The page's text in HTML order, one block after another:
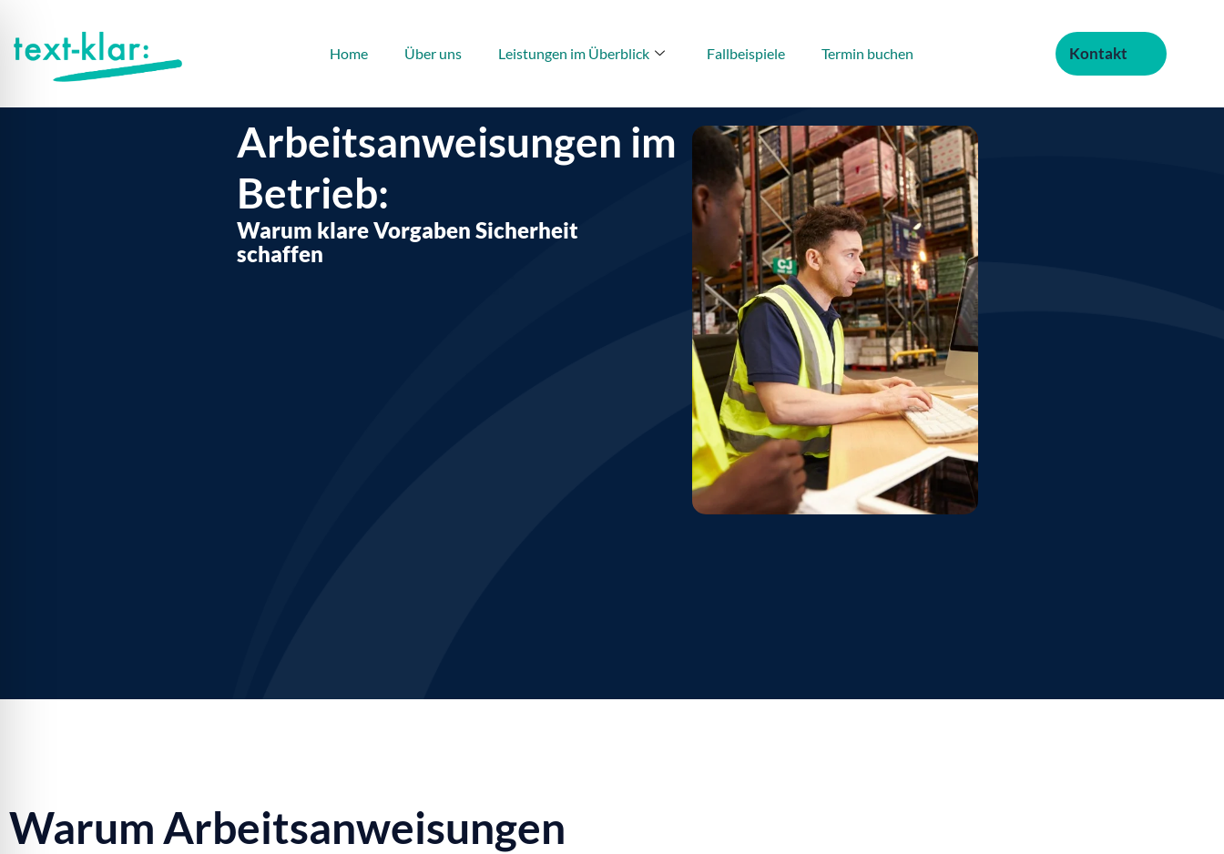
Inhalt
springen
Home Über uns Leistungen im Überblick Fallbeispiele Termin buchen Kontakt
Arbeitsanweisungen im
Betrieb:
Warum klare Vorgaben Sicherheit
schaffen
Warum Arbeitsanweisungen